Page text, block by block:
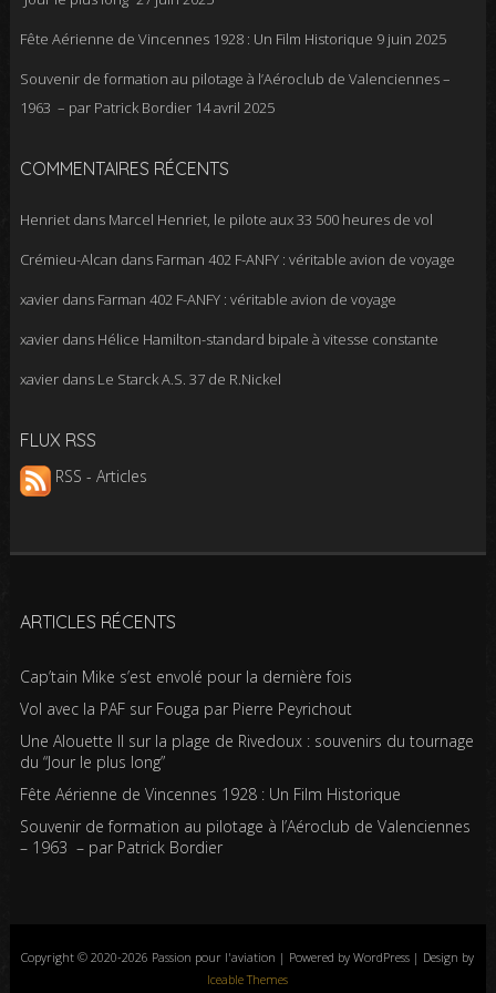
Fête Aérienne de Vincennes 1928 : Un Film Historique 9 juin 2025
Souvenir de formation au pilotage à l’Aéroclub de Valenciennes –
1963 – par Patrick Bordier 14 avril 2025
COMMENTAIRES RÉCENTS
Henrietdans Marcel Henriet, le pilote aux 33 500 heures de vol
Crémieu-Alcan dans Farman 402 F-ANFY : véritable avion de voyage
xavierdans Farman 402 F-ANFY : véritable avion de voyage
xavierdans Hélice Hamilton-standard bipale à vitesse constante
xavierdans Le Starck A.S. 37 de R.Nickel
FLUX RSS
RSS - Articles
ARTICLES RÉCENTS
Cap’tain Mike s’est envolé pour la dernière fois
Vol avec la PAF sur Fouga par Pierre Peyrichout
Une Alouette II sur la plage de Rivedoux : souvenirs du tournage
du “Jour le plus long”
Fête Aérienne de Vincennes 1928 : Un Film Historique
Souvenir de formation au pilotage à l’Aéroclub de Valenciennes
– 1963 – par Patrick Bordier
Copyright © 2020-2026 Passion pour l'aviation | Powered by WordPress | Design by
Iceable Themes